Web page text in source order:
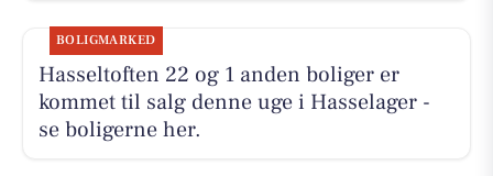
BOLIGMARKED
Hasseltoften 22 og 1 anden boliger er
kommet til salg denne uge i Hasselager -
se boligerne her.